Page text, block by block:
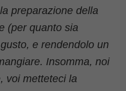
preparazione della
(per quanto sia
e rendendolo un
Insomma, noi
voi metteteci la